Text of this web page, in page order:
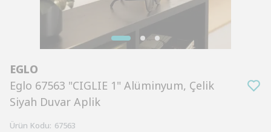
EGLO
Eglo 67563 "CIGLIE 1" Alüminyum, Çelik
Siyah Duvar Aplik
Ürün Kodu: 67563